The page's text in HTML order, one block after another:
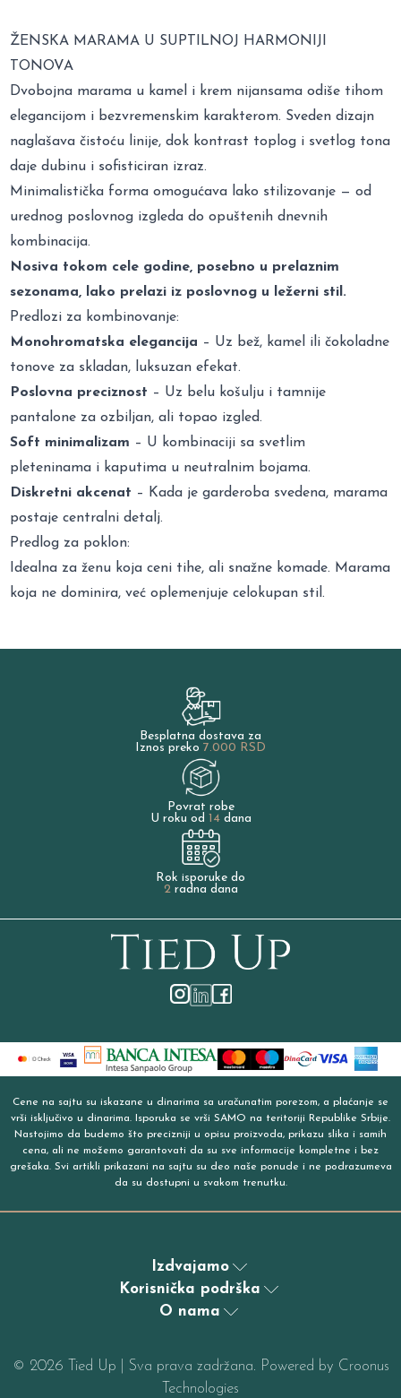
ŽENSKA MARAMA U SUPTILNOJ HARMONIJI
TONOVA
Dvobojna marama u kamel i krem nijansama odiše tihom
elegancijom i bezvremenskim karakterom. Sveden dizajn
naglašava čistoću linije, dok kontrast toplog i svetlog tona
daje dubinu i sofisticiran izraz.
Minimalistička forma omogućava lako stilizovanje — od
urednog poslovnog izgleda do opuštenih dnevnih
kombinacija.
Nosiva tokom cele godine, posebno u prelaznim
sezonama, lako prelazi iz poslovnog u ležerni stil.
Predlozi za kombinovanje:
Monohromatska elegancija – Uz bež, kamel ili čokoladne
tonove za skladan, luksuzan efekat.
Poslovna preciznost – Uz belu košulju i tamnije
pantalone za ozbiljan, ali topao izgled.
Soft minimalizam – U kombinaciji sa svetlim
pleteninama i kaputima u neutralnim bojama.
Diskretni akcenat – Kada je garderoba svedena, marama
postaje centralni detalj.
Predlog za poklon:
Idealna za ženu koja ceni tihe, ali snažne komade. Marama
koja ne dominira, već oplemenjuje celokupan stil.
Besplatna dostava za
Iznos preko 7.000 RSD
Povrat robe
U roku od 14dana
Rok isporuke do
2radna dana
Cene na sajtu su iskazane u dinarima sa uračunatim porezom, a plaćanje se
vrši isključivo u dinarima. Isporuka se vrši SAMO na teritoriji Republike Srbije.
Nastojimo da budemo što precizniji u opisu proizvoda, prikazu slika i samih
cena, ali ne možemo garantovati da su sve informacije kompletne i bez
grešaka. Svi artikli prikazani na sajtu su deo naše ponude i ne podrazumeva
da su dostupni u svakom trenutku.
Izdvajamo
Korisnička podrška
O nama
© 2026 Tied Up | Sva prava zadržana. Powered by Croonus
Technologies